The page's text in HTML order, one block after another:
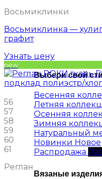
Выбери свой
Весенняя
Летняя
Осенняя
Зимняя
Натуральный
Новинки
Распродажа
Вязаные
Восьмиклинки
Восьмиклинка —
графит
Узнать цену
new
56
57
58
59
60
61
Реглан